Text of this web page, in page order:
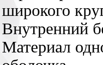
широкого
Внутренний
Материал